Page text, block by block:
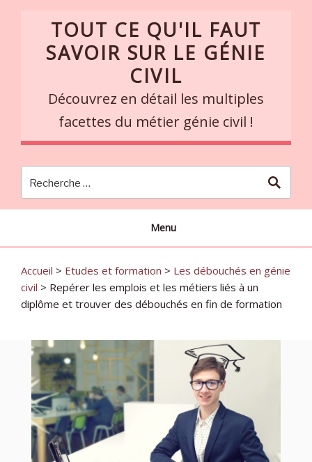
TOUT CE QU'IL FAUT
SAVOIR SUR LE GÉNIE
CIVIL
Découvrez en détail les multiples
facettes du métier génie civil !
Menu
Accueil > Etudes et formation > Les débouchés en génie
civil > Repérer les emplois et les métiers liés à un
diplôme et trouver des débouchés en fin de formation